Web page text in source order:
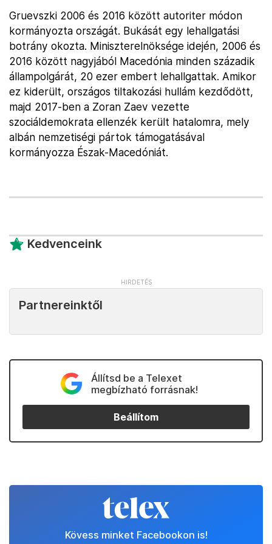
Gruevszki 2006 és 2016 között autoriter módon
kormányozta országát. Bukását egy lehallgatási
botrány okozta. Miniszterelnöksége idején, 2006 és
2016 között nagyjából Macedónia minden századik
állampolgárát, 20 ezer embert lehallgattak. Amikor
ez kiderült, országos tiltakozási hullám kezdődött,
majd 2017-ben a Zoran Zaev vezette
szociáldemokrata ellenzék került hatalomra, mely
albán nemzetiségi pártok támogatásával
kormányozza Észak-Macedóniát.
Kedvenceink
Partnereinktől
Állítsd be a Telexet
megbízható forrásnak!
Beállítom
Kövess minket Facebookon is!